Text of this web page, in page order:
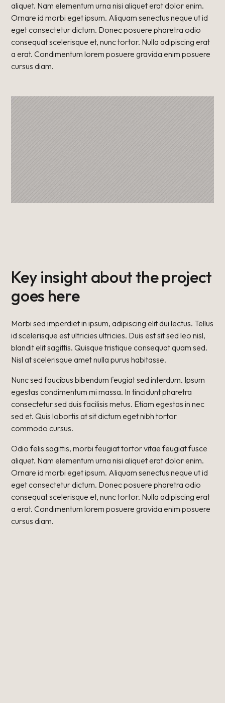
aliquet. Nam elementum urna nisi aliquet erat dolor enim.
Ornare id morbi eget ipsum. Aliquam senectus neque ut id
eget consectetur dictum. Donec posuere pharetra odio
consequat scelerisque et, nunc tortor. Nulla adipiscing erat
a erat. Condimentum lorem posuere gravida enim posuere
cursus diam.
Key insight about the project
goes here
Morbi sed imperdiet in ipsum, adipiscing elit dui lectus. Tellus
id scelerisque est ultricies ultricies. Duis est sit sed leo nisl,
blandit elit sagittis. Quisque tristique consequat quam sed.
Nisl at scelerisque amet nulla purus habitasse.
Nunc sed faucibus bibendum feugiat sed interdum. Ipsum
egestas condimentum mi massa. In tincidunt pharetra
consectetur sed duis facilisis metus. Etiam egestas in nec
sed et. Quis lobortis at sit dictum eget nibh tortor
commodo cursus.
Odio felis sagittis, morbi feugiat tortor vitae feugiat fusce
aliquet. Nam elementum urna nisi aliquet erat dolor enim.
Ornare id morbi eget ipsum. Aliquam senectus neque ut id
eget consectetur dictum. Donec posuere pharetra odio
consequat scelerisque et, nunc tortor. Nulla adipiscing erat
a erat. Condimentum lorem posuere gravida enim posuere
cursus diam.